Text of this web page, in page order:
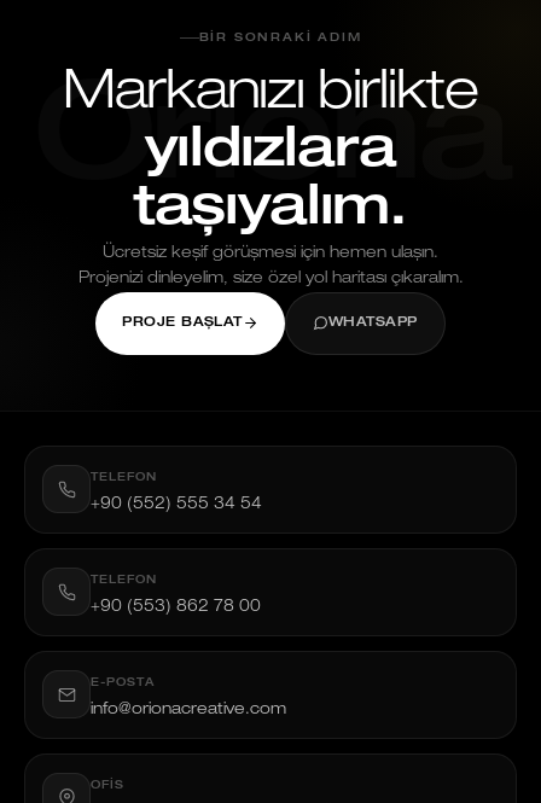
Oriona
BIR SONRAKI ADIM
Markanızı birlikte
yıldızlara
taşıyalım.
Ücretsiz keşif görüşmesi için hemen ulaşın.
Projenizi dinleyelim, size özel yol haritası çıkaralım.
PROJE BAŞLAT WHATSAPP
TELEFON
+90 (552) 555 34 54
TELEFON
+90 (553) 862 78 00
E-POSTA
info@orionacreative.com
OFIS